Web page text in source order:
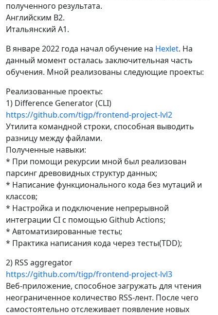
полученного результата.
Английским B2.
Итальянский A1.
В январе 2022 года начал обучение на Hexlet. На
данный момент осталась заключительная часть
обучения. Мной реализованы следующие проекты:
Реализованные проекты:
1) Difference Generator (CLI)
https://github.com/tigp/frontend-project-lvl2
Утилита командной строки, способная выводить
разницу между файлами.
Полученные навыки:
* При помощи рекурсии мной был реализован
парсинг древовидных структур данных;
* Написание функционального кода без мутаций и
классов;
* Настройка и подключение непрерывной
интеграции CI с помощью Github Actions;
* Автоматизированные тесты;
* Практика написания кода через тесты(TDD);
2) RSS aggregator
https://github.com/tigp/frontend-project-lvl3
Веб-приложение, способное загружать для чтения
неограниченное количество RSS-лент. После чего
самостоятельно отслеживает появление новых